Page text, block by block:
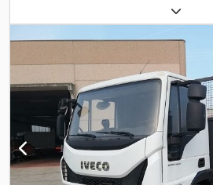
280 m Dužina: 3820 mm Širina u
Širina u radnom položaju: 2630 mm
2100 mm Dostupne 2 mašine!!! Mesto